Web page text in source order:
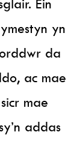
Ein
yn
da
ac mae
mae
addas